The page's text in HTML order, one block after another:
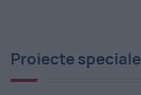
Proiecte speciale